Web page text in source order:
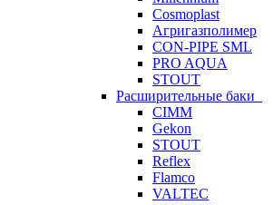
Cosmoplast
Агригазполимер
CON-PIPE SML
PRO AQUA
STOUT
Расширительные баки
CIMM
Gekon
STOUT
Reflex
Flamco
VALTEC